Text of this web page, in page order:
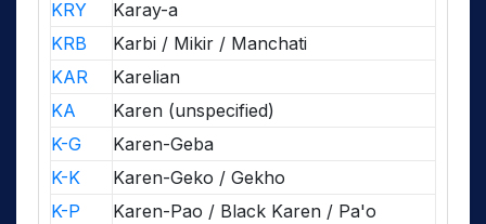
KRY
Karay-a
KRB
Karbi / Mikir / Manchati
KAR
Karelian
KA
Karen (unspecified)
K-G
Karen-Geba
K-K
Karen-Geko / Gekho
K-P
Karen-Pao / Black Karen / Pa'o